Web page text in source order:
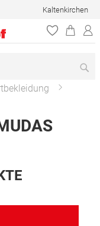
Kaltenkirchen